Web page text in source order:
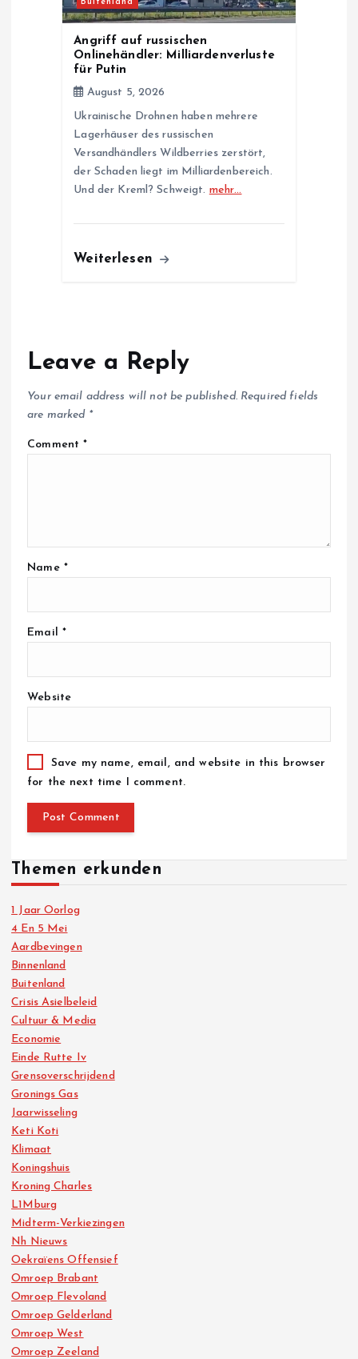
Buitenland
Angriff auf russischen
Onlinehändler: Milliardenverluste
für Putin
August 5, 2026
Ukrainische Drohnen haben mehrere
Lagerhäuser des russischen
Versandhändlers Wildberries zerstört,
der Schaden liegt im Milliardenbereich.
Und der Kreml? Schweigt. mehr…
Weiterlesen
Leave a Reply
Your email address will not be published. Required fields
are marked *
Comment*
Name *
Email *
Website
Save my name, email, and website in this browser
for the next time I comment.
Themen erkunden
1 Jaar Oorlog
4 En 5 Mei
Aardbevingen
Binnenland
Buitenland
Crisis Asielbeleid
Cultuur & Media
Economie
Einde Rutte Iv
Grensoverschrijdend
Gronings Gas
Jaarwisseling
Keti Koti
Klimaat
Koningshuis
Kroning Charles
L1Mburg
Midterm-Verkiezingen
Nh Nieuws
Oekraïens Offensief
Omroep Brabant
Omroep Flevoland
Omroep Gelderland
Omroep West
Omroep Zeeland